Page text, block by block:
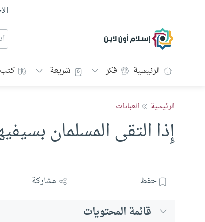
إسلام أون لاين
الرئيسية فكر شريعة
الرئيسية العبادات
إِذا التقى المسلمان
حفظ مشاركة
قائمة المحتويات